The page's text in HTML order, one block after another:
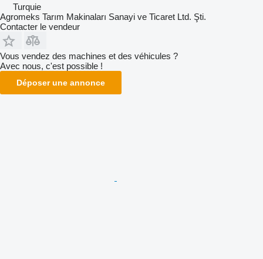
Turquie
Agromeks Tarım Makinaları Sanayi ve Ticaret Ltd. Şti.
Contacter le vendeur
Vous vendez des machines et des véhicules ?
Avec nous, c'est possible !
Déposer une annonce